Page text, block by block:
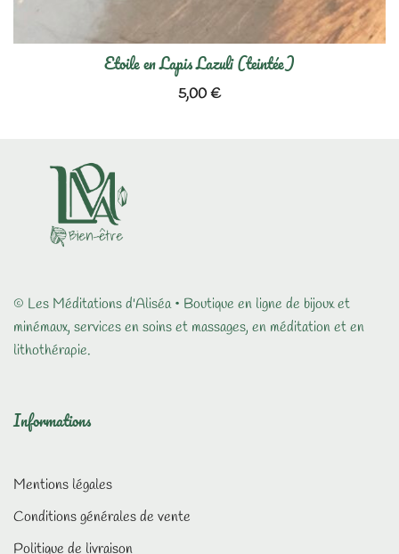
Etoile en Lapis Lazuli (teintée)
5,00€
© Les Méditations d'Aliséa • Boutique en ligne de bijoux et
minémaux, services en soins et massages, en méditation et en
lithothérapie.
Informations
Mentions légales
Conditions générales de vente
Politique de livraison